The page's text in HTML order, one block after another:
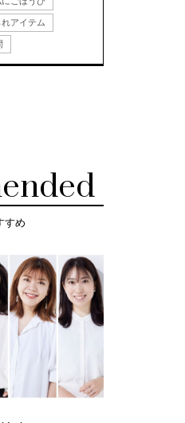
アイテム
すめ